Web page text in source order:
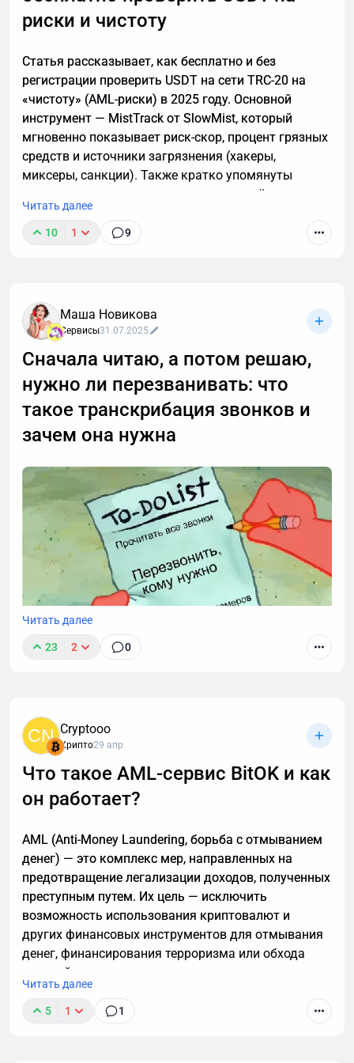
риски и чистоту
Статья рассказывает, как бесплатно и без
регистрации проверить USDT на сети TRC-20 на
«чистоту» (AML-риски) в 2025 году. Основной
инструмент — MistTrack от SlowMist, который
мгновенно показывает риск-скор, процент грязных
средств и источники загрязнения (хакеры,
миксеры, санкции). Также кратко упомянуты
альтернативы и что делать, если кошелёк оказался
токсичным. Цель — помочь избежать заморозки
средств на биржах.
Читать далее
10 1 9
Маша Новикова
Сервисы31.07.2025
Сначала читаю, а потом решаю,
нужно ли перезванивать: что
такое транскрибация звонков и
зачем она нужна
Транскрибация преобразует разговоры в текст,
позволяя находить любые устные договоренности
буквально за секунды. Рассказываю принцип
работы этой технологии, способы ее применения. А
также — как настроить автоматическую
технике.
Читать далее
23 2 0
CN Cryptooo
Крипто29 апр
Что такое AML-сервис BitOK и как
он работает?
AML (Anti-Money Laundering, борьба с отмыванием
денег) — это комплекс мер, направленных на
предотвращение легализации доходов, полученных
преступным путем. Их цель — исключить
возможность использования криптовалют и
других финансовых инструментов для отмывания
денег, финансирования терроризма или обхода
санкций.
Читать далее
5 1 1